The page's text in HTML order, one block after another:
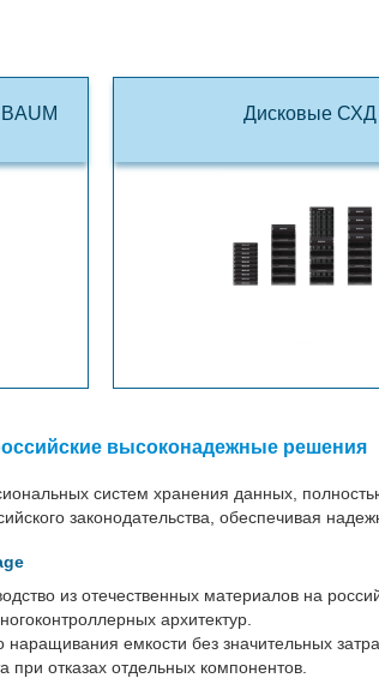
Дисковые СХД
высоконадежные решения
систем хранения данных,
законодательства, обеспечивая
из отечественных материалов на
архитектур.
емкости без значительных
отказах отдельных компонентов.